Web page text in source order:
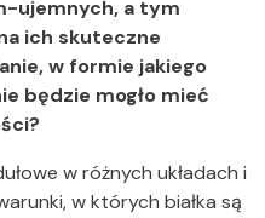
ujemnych, a tym
ich skuteczne
w formie jakiego
będzie mogło mieć
w różnych układach i
w których białka są